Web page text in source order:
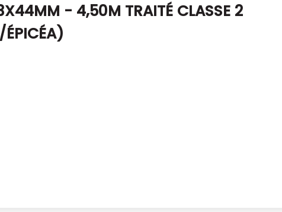
- 4,50M TRAITÉ CLASSE 2